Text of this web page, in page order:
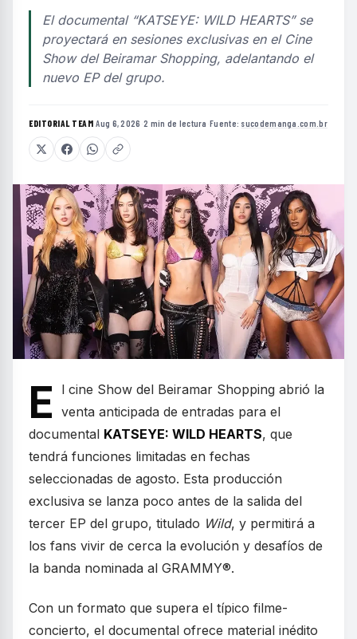
El documental “KATSEYE: WILD HEARTS” se
proyectará en sesiones exclusivas en el Cine
Show del Beiramar Shopping, adelantando el
nuevo EP del grupo.
EDITORIAL TEAM·Aug 6, 2026 ·2 min de lectura ·Fuente: sucodemanga.com.br
E
l cine Show del Beiramar Shopping abrió la
venta anticipada de entradas para el
documental KATSEYE: WILD HEARTS, que
tendrá funciones limitadas en fechas
seleccionadas de agosto. Esta producción
exclusiva se lanza poco antes de la salida del
tercer EP del grupo, titulado Wild, y permitirá a
los fans vivir de cerca la evolución y desafíos de
la banda nominada al GRAMMY®.
Con un formato que supera el típico filme-
concierto, el documental ofrece material inédito